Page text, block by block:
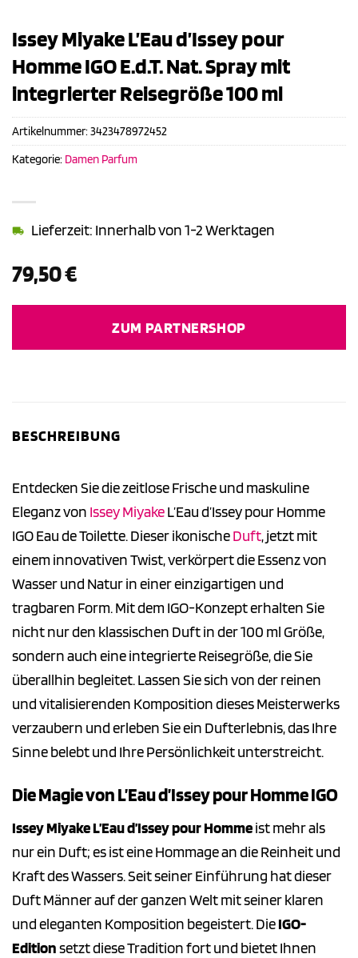
Issey Miyake L’Eau d’Issey pour
Homme IGO E.d.T. Nat. Spray mit
integrierter Reisegröße 100 ml
79,50€
Lieferzeit: Innerhalb von 1-2 Werktagen
ZUM PARTNERSHOP
Artikelnummer: 3423478972452
Kategorie: Damen Parfum
BESCHREIBUNG
Entdecken Sie die zeitlose Frische und maskuline
Eleganz von Issey MiyakeL’Eau d’Issey pour Homme
IGO Eau de Toilette. Dieser ikonischeDuft, jetzt mit
einem innovativen Twist, verkörpert die Essenz von
Wasser und Natur in einer einzigartigen und
tragbaren Form. Mit dem IGO-Konzept erhalten Sie
nicht nur den klassischen Duft in der 100 ml Größe,
sondern auch eine integrierte Reisegröße, die Sie
überallhin begleitet. Lassen Sie sich von der reinen
und vitalisierenden Komposition dieses Meisterwerks
verzaubern und erleben Sie ein Dufterlebnis, das Ihre
Sinne belebt und Ihre Persönlichkeit unterstreicht.
Die Magie von L’Eau d’Issey pour Homme IGO
Issey Miyake L’Eau d’Issey pour Hommeist mehr als
nur ein Duft; es ist eine Hommage an die Reinheit und
Kraft des Wassers. Seit seiner Einführung hat dieser
Duft Männer auf der ganzen Welt mit seiner klaren
und eleganten Komposition begeistert. DieIGO-
Editionsetzt diese Tradition fort und bietet Ihnen